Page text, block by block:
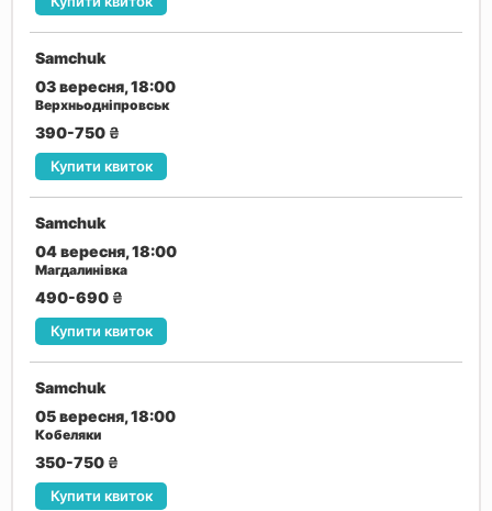
Samchuk
03 вересня, 18:00
Верхньодніпровськ
390-750 ₴
Купити квиток
Samchuk
04 вересня, 18:00
Магдалинівка
490-690 ₴
Купити квиток
Samchuk
05 вересня, 18:00
Кобеляки
350-750 ₴
Купити квиток